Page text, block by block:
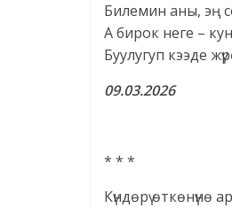
Билемин аны, эң
А бирок неге –
Буулугуп кээде
09.03.2026
* * *
Күндөрү өткөнүнө